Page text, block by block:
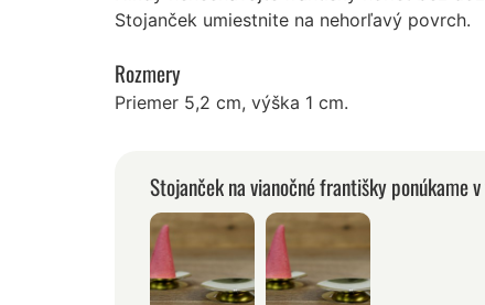
Stojanček umiestnite na nehorľavý povrch.
Rozmery
Priemer 5,2 cm, výška 1 cm.
Stojanček na vianočné františky ponúkame